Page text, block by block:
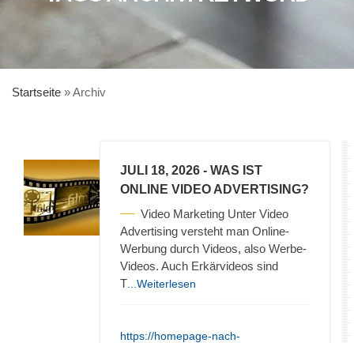
Startseite »Archiv
JULI 18, 2026 - WAS IST
ONLINE VIDEO ADVERTISING?
Video Marketing Unter Video
Advertising versteht man Online-
Werbung durch Videos, also Werbe-
Videos. Auch Erkärvideos sind
T ...Weiterlesen
https://homepage-nach-